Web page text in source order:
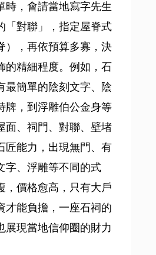
時，會請當地寫字先生
「對聯」，指定屋脊式
），再依預算多寡，決
的精細程度。例如，石
最簡單的陰刻文字、陰
牌，到浮雕伯公金身等
面、祠門、對聯、壁堵
匠能力，出現無門、有
字、浮雕等不同的式
，價格愈高，只有大戶
才能負擔，一座石祠的
展現當地信仰圈的財力